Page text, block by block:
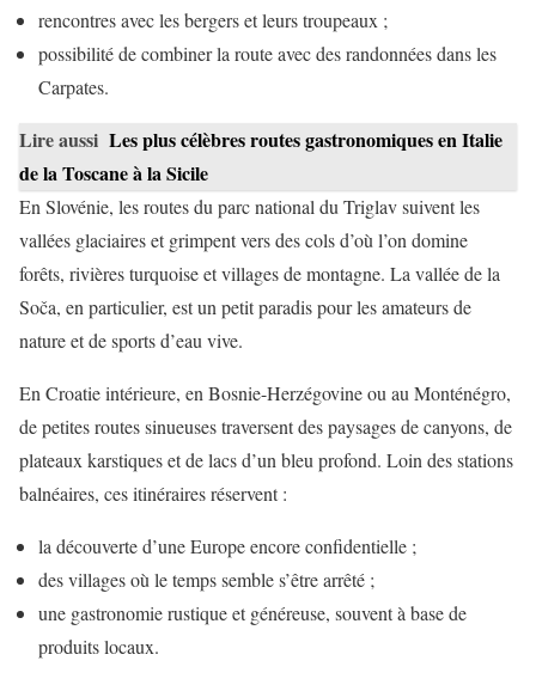
rencontres avec les bergers et leurs troupeaux ;
possibilité de combiner la route avec des randonnées dans les
Carpates.
Lire aussi Les plus célèbres routes gastronomiques en Italie
de la Toscane à la Sicile
En Slovénie, les routes du parc national du Triglav suivent les
vallées glaciaires et grimpent vers des cols d’où l’on domine
forêts, rivières turquoise et villages de montagne. La vallée de la
Soča, en particulier, est un petit paradis pour les amateurs de
nature et de sports d’eau vive.
En Croatie intérieure, en Bosnie-Herzégovine ou au Monténégro,
de petites routes sinueuses traversent des paysages de canyons, de
plateaux karstiques et de lacs d’un bleu profond. Loin des stations
balnéaires, ces itinéraires réservent :
la découverte d’une Europe encore confidentielle ;
des villages où le temps semble s’être arrêté ;
une gastronomie rustique et généreuse, souvent à base de
produits locaux.